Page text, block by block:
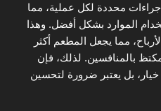
محددة لكل عملية، مما
الموارد بشكل أفضل. وهذا
مما يجعل المطعم أكثر
بالمنافسين. لذلك، فإن
بل يعتبر ضرورة لتحسين